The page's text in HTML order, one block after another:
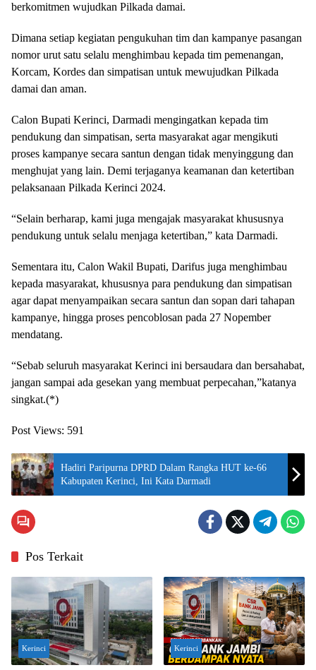
berkomitmen wujudkan Pilkada damai.
Dimana setiap kegiatan pengukuhan tim dan kampanye pasangan
nomor urut satu selalu menghimbau kepada tim pemenangan,
Korcam, Kordes dan simpatisan untuk mewujudkan Pilkada
damai dan aman.
Calon Bupati Kerinci, Darmadi mengingatkan kepada tim
pendukung dan simpatisan, serta masyarakat agar mengikuti
proses kampanye secara santun dengan tidak menyinggung dan
menghujat yang lain. Demi terjaganya keamanan dan ketertiban
pelaksanaan Pilkada Kerinci 2024.
“Selain berharap, kami juga mengajak masyarakat khususnya
pendukung untuk selalu menjaga ketertiban,” kata Darmadi.
Sementara itu, Calon Wakil Bupati, Darifus juga menghimbau
kepada masyarakat, khususnya para pendukung dan simpatisan
agar dapat menyampaikan secara santun dan sopan dari tahapan
kampanye, hingga proses pencoblosan pada 27 Nopember
mendatang.
“Sebab seluruh masyarakat Kerinci ini bersaudara dan bersahabat,
jangan sampai ada gesekan yang membuat perpecahan,”katanya
singkat.(*)
Post Views: 591
Hadiri Paripurna DPRD Dalam Rangka HUT ke-66
Kabupaten Kerinci, Ini Kata Darmadi
Pos Terkait
Kerinci Kerinci